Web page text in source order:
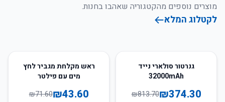
מוצרים נוספים מהקטגוריה שאהבו בחנות.
לקטלוג המלא
גנרטור סולארי נייד
32000mAh
₪374.30
₪813.70
39
ראש מקלחת מגביר לחץ
מים עם פילטר
₪43.60
₪71.60